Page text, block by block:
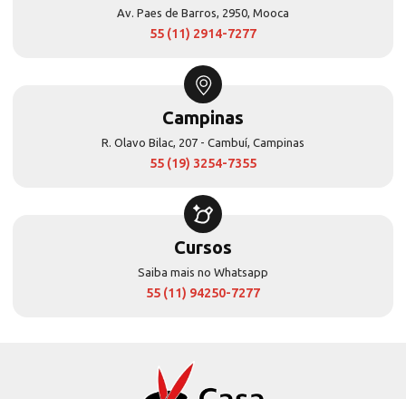
Av. Paes de Barros, 2950, Mooca
55 (11) 2914-7277
Campinas
R. Olavo Bilac, 207 - Cambuí, Campinas
55 (19) 3254-7355
Cursos
Saiba mais no Whatsapp
55 (11) 94250-7277